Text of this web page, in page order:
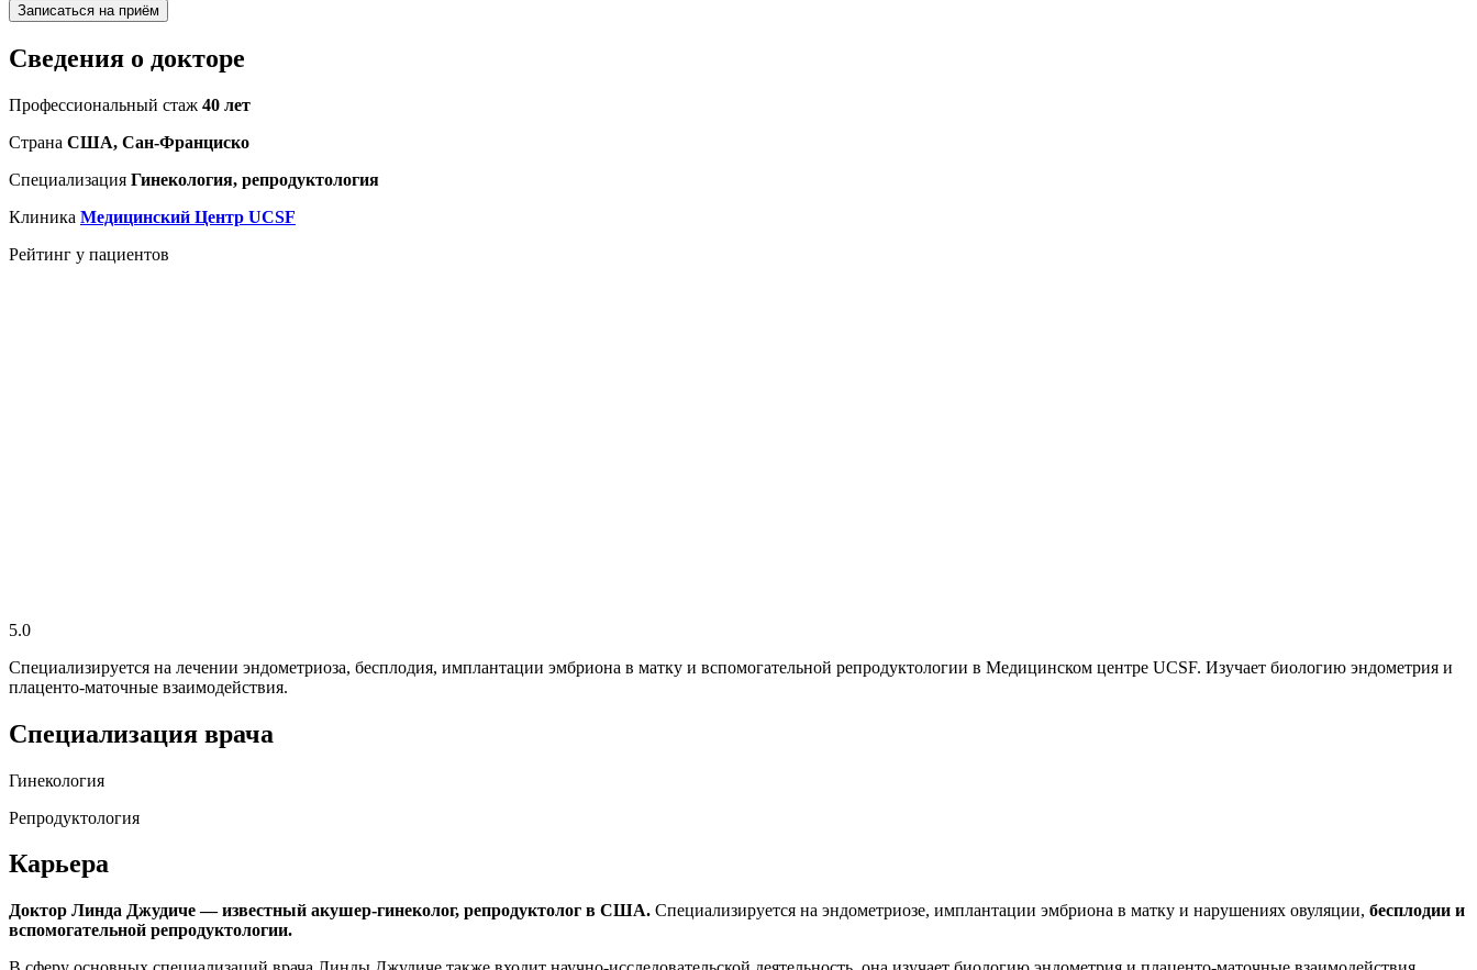
Записаться на приём
Сведения о докторе
Профессиональный стаж 40 лет
Страна США, Сан-Франциско
Специализация Гинекология, репродуктология
Клиника Медицинский Центр UCSF
Рейтинг у пациентов
5.0
Специализируется на лечении эндометриоза, бесплодия, имплантации эмбриона в матку и вспомогательной репродуктологии в Медицинском центре UCSF. Изучает биологию эндометрия и
плаценто-маточные взаимодействия.
Специализация врача
Гинекология
Репродуктология
Карьера
Доктор Линда Джудиче — известный акушер-гинеколог, репродуктолог в США. Специализируется на эндометриозе, имплантации эмбриона в матку и нарушениях овуляции, бесплодии и
вспомогательной репродуктологии.